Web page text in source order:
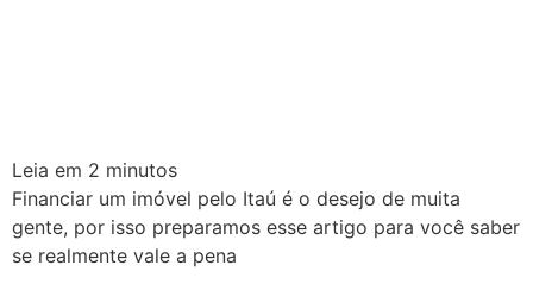
Leia em 2 minutos
Financiar um imóvel pelo Itaú é o desejo de muita
gente, por isso preparamos esse artigo para você saber
se realmente vale a pena